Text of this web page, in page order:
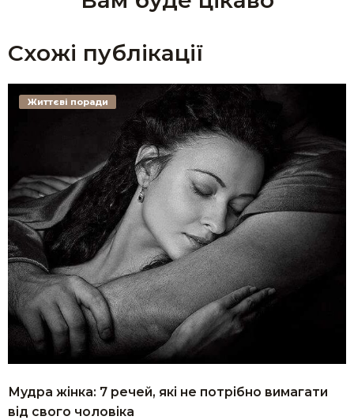
Схожі публікації
Мудра жінка: 7 речей, які не потрібно вимагати
від свого чоловіка
Життєві поради